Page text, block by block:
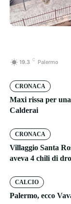
19.3 C Palermo
CRONACA
Maxi rissa per
Calderai
CRONACA
Villaggio Santa
aveva 4 chili di
CALCIO
Palermo, ecco